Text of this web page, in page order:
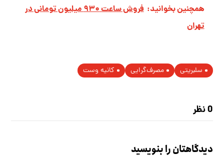
همچنین بخوانید:
فروش ساعت ۹۳۰ میلیون تومانی در
تهران
سلبریتی مصرف‌گرایی کانیه وست
0 نظر
دیدگاهتان را بنویسید